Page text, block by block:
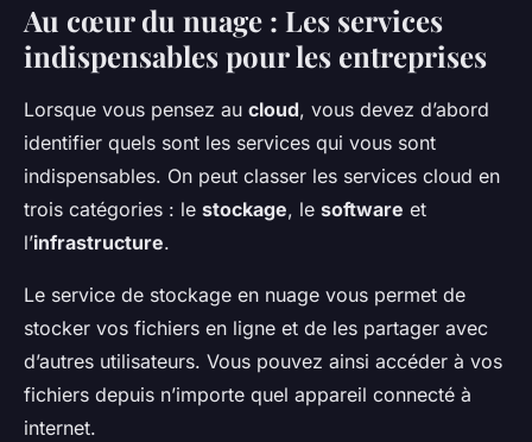
Au cœur du nuage : Les services
indispensables pour les entreprises
Lorsque vous pensez au cloud, vous devez d’abord
identifier quels sont les services qui vous sont
indispensables. On peut classer les services cloud en
trois catégories : le stockage, le software et
l’infrastructure.
Le service de stockage en nuage vous permet de
stocker vos fichiers en ligne et de les partager avec
d’autres utilisateurs. Vous pouvez ainsi accéder à vos
fichiers depuis n’importe quel appareil connecté à
internet.